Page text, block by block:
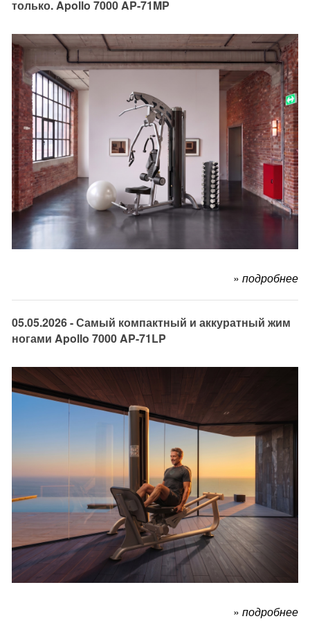
только. Apollo 7000 AP-71MP
» подробнее
05.05.2026 - Самый компактный и аккуратный жим
ногами Apollo 7000 AP-71LP
» подробнее